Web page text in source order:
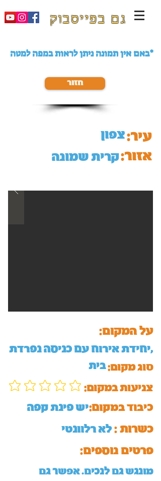
גם בפייסבוק
באם אין תמונה ניתן לראות במפה למטה*
חזור
צפון
קרית שמונה
עיר:
אזור:
על המקום:
יחידת אירוח עם כניסה נפרדת,
סוג מקום:בית
:צניעות במקום
יש פינת קפהכיבוד במקום:
לא רלוונטי כשרות :
:פרטים נוספים
מונגש גם לנכים. אפשר גם